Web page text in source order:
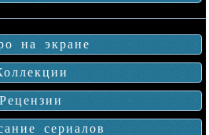
на экране
Рецензии
сериалов